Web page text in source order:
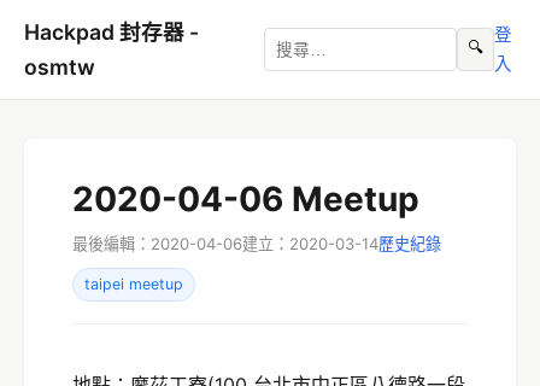
Hackpad 封存器 -
osmtw
🔍
登
入
2020-04-06 Meetup
最後編輯：2020-04-06建立：2020-03-14歷史紀錄
taipei meetup